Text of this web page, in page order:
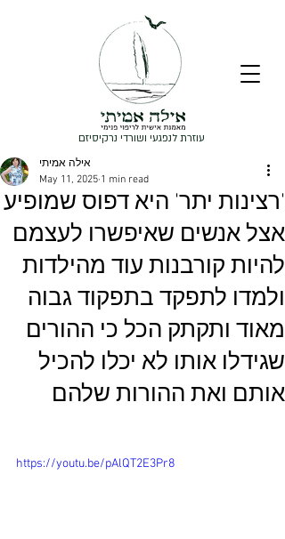
עוזרת לנפגעי ושורדי נרקיסיזם
'רצינות יתר' היא דפוס שמופיע
אצל אנשים שאיפשרו לעצמם
להיות קורבנות עוד מהילדות
ולמדו לתפקד בתפקוד גבוה
מאוד ותקתק הכל כי ההורים
שגידלו אותו לא יכלו להכיל
אותם ואת ההורות שלהם
אילה אמיתי
May 11, 2025 1 min read
https://youtu.be/pAlQT2E3Pr8